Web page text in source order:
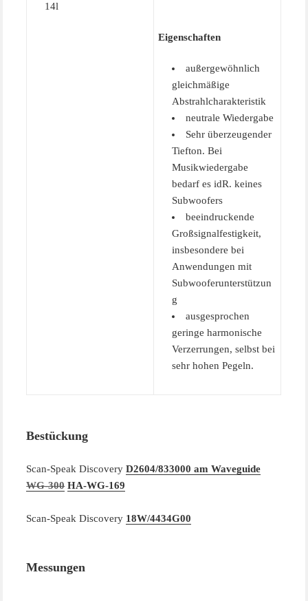
14l
Eigenschaften
außergewöhnlich
gleichmäßige
Abstrahlcharakteristik
neutrale Wiedergabe
Sehr überzeugender
Tiefton. Bei
Musikwiedergabe
bedarf es idR. keines
Subwoofers
beeindruckende
Großsignalfestigkeit,
insbesondere bei
Anwendungen mit
Subwooferunterstützun
g
ausgesprochen
geringe harmonische
Verzerrungen, selbst bei
sehr hohen Pegeln.
Bestückung
Scan-Speak DiscoveryD2604/833000 am Waveguide
WG-300 HA-WG-169
Scan-Speak Discovery 18W/4434G00
Messungen